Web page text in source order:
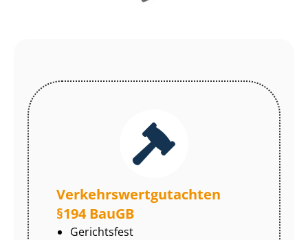
Ver­kehrs­wert­gut­ach­ten
§194 BauGB
Gerichtsfest